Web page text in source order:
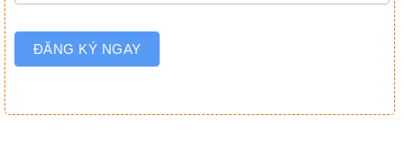
ĐĂNG KÝ NGAY